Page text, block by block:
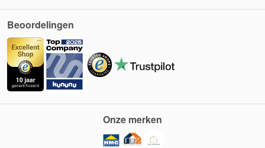
Beoordelingen
Onze merken